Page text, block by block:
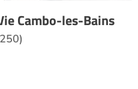
Cambo-les-Bains